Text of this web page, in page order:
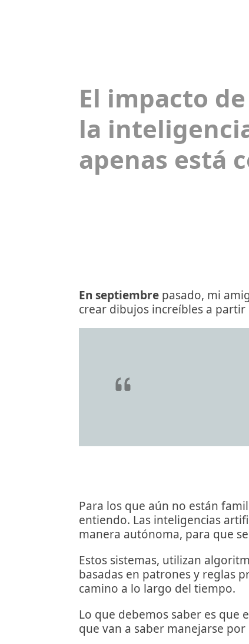
El impacto de
la
apenas está
En septiembre pasado, mi
crear dibujos increíbles a partir
Para los que aún no están
entiendo. Las inteligencias
manera autónoma, para que
Estos sistemas, utilizan
basadas en patrones y reglas
camino a lo largo del tiempo.
Lo que debemos saber es que
que van a saber manejarse